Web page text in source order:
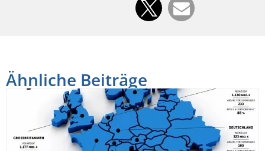
Ähnliche Beiträge